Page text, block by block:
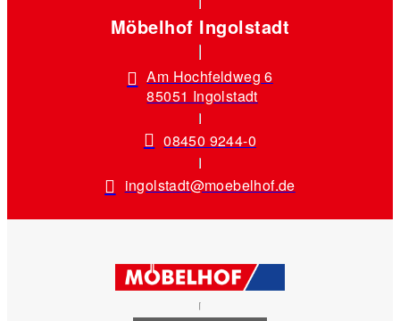
Möbelhof Ingolstadt
Am Hochfeldweg 6
85051 Ingolstadt
08450 9244-0
ingolstadt@moebelhof.de